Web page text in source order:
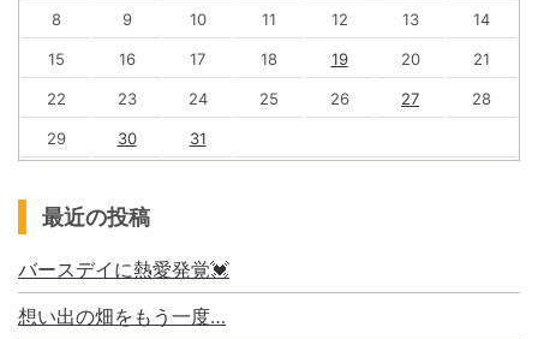
8 9 10 11 12 13 14
15 16 17 18 19 20 21
22 23 24 25 26 27 28
29 30 31
最近の投稿
バースデイに熱愛発覚💓
想い出の畑をもう一度…